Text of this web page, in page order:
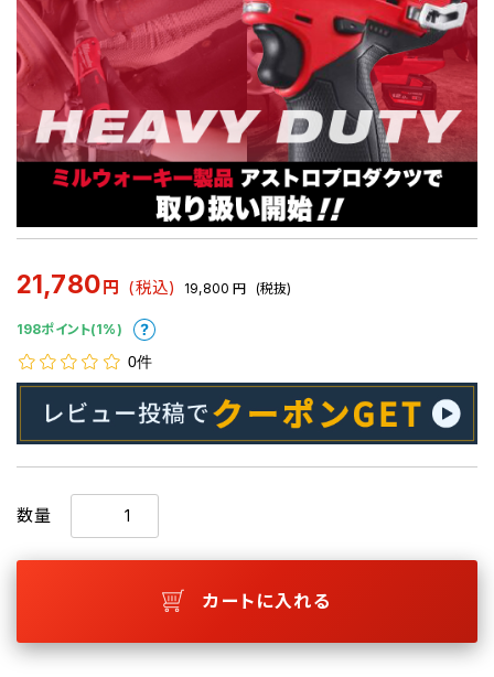
21,780 円 (税込) 19,800 円 (税抜)
198ポイント(1%)
0件
数量
カートに入れる